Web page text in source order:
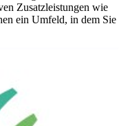
Zusatzleistungen wie
ein Umfeld, in dem Sie